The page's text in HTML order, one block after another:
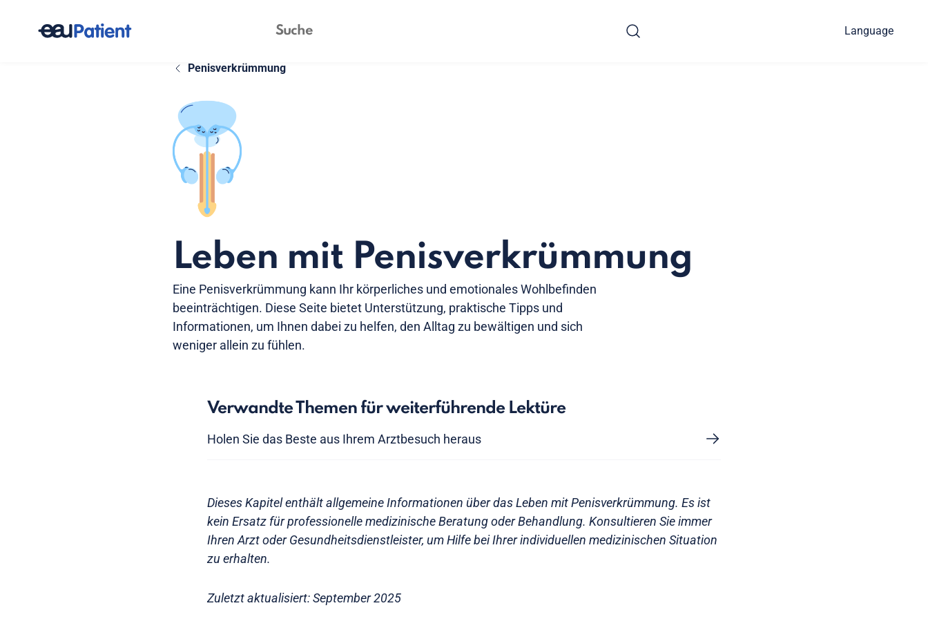
Language
Penisverkrümmung
Leben mit Penisverkrümmung
Eine Penisverkrümmung kann Ihr körperliches und emotionales Wohlbefinden
beeinträchtigen. Diese Seite bietet Unterstützung, praktische Tipps und
Informationen, um Ihnen dabei zu helfen, den Alltag zu bewältigen und sich
weniger allein zu fühlen.
Verwandte Themen für weiterführende Lektüre
Holen Sie das Beste aus Ihrem Arztbesuch heraus
Dieses Kapitel enthält allgemeine Informationen über das Leben mit Penisverkrümmung. Es ist
kein Ersatz für professionelle medizinische Beratung oder Behandlung. Konsultieren Sie immer
Ihren Arzt oder Gesundheitsdienstleister, um Hilfe bei Ihrer individuellen medizinischen Situation
zu erhalten.
Zuletzt aktualisiert: September 2025